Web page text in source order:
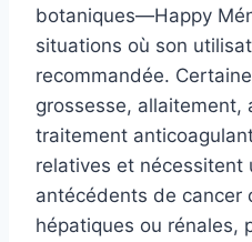
botaniques—Happy
situations où son
recommandée.
grossesse, allaitement,
traitement
relatives et nécessitent
antécédents de cancer
hépatiques ou rénales,